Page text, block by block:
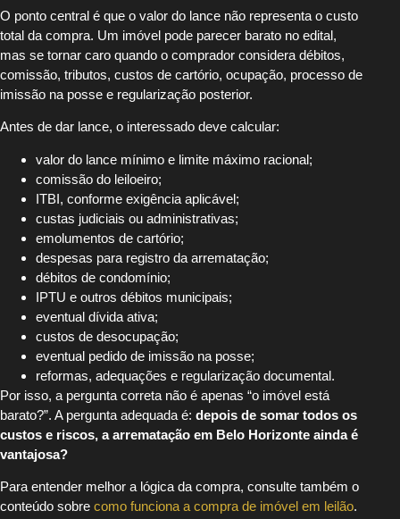
O ponto central é que o valor do lance não representa o custo
total da compra. Um imóvel pode parecer barato no edital,
mas se tornar caro quando o comprador considera débitos,
comissão, tributos, custos de cartório, ocupação, processo de
imissão na posse e regularização posterior.
Antes de dar lance, o interessado deve calcular:
valor do lance mínimo e limite máximo racional;
comissão do leiloeiro;
ITBI, conforme exigência aplicável;
custas judiciais ou administrativas;
emolumentos de cartório;
despesas para registro da arrematação;
débitos de condomínio;
IPTU e outros débitos municipais;
eventual dívida ativa;
custos de desocupação;
eventual pedido de imissão na posse;
reformas, adequações e regularização documental.
Por isso, a pergunta correta não é apenas “o imóvel está
barato?”. A pergunta adequada é: depois de somar todos os
custos e riscos, a arrematação em Belo Horizonte ainda é
vantajosa?
Para entender melhor a lógica da compra, consulte também o
conteúdo sobre como funciona a compra de imóvel em leilão.